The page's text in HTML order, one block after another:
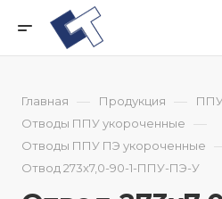
Главная — Продукция — ППУ
Отводы ППУ укороченные —
Отводы ППУ ПЭ укороченные
Отвод 273x7,0-90-1-ППУ-ПЭ-У